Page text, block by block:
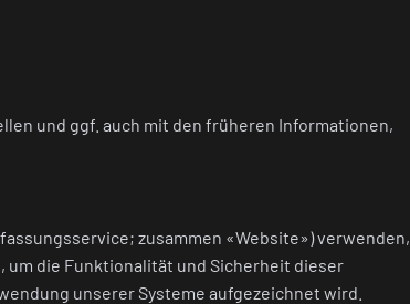
und ggf. auch mit den früheren Informationen,
zusammen «Website») verwenden,
um die Funktionalität und Sicherheit dieser
unserer Systeme aufgezeichnet wird.